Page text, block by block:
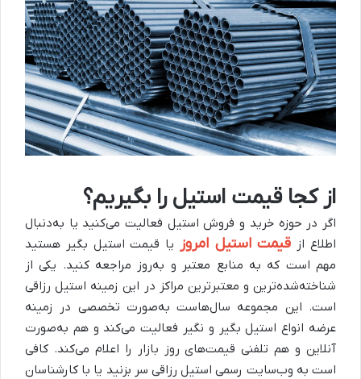
از کجا قیمت استیل را بگیریم؟
اگر در حوزه خرید و فروش استیل فعالیت می‌کنید یا به‌دنبال
اطلاع از قیمت استیل امروز یا قیمت استیل بگیر هستید
مهم است که به منابع معتبر و به‌روز مراجعه کنید. یکی از
شناخته‌شده‌ترین و معتبرترین مراکز در این زمینه استیل رزاقی
است. این مجموعه سال‌هاست به‌صورت تخصصی در زمینه
عرضه انواع استیل بگیر و نگیر فعالیت می‌کند و هم به‌صورت
آنلاین و هم تلفنی قیمت‌های روز بازار را اعلام می‌کند. کافی
است به وب‌سایت رسمی استیل رزاقی سر بزنید یا با کارشناسان